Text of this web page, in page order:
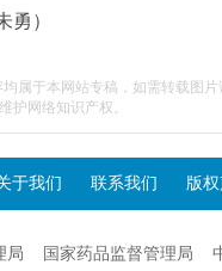
勇）
属于本网站专稿，如需转载图
护网络知识产权。
于我们 联系我们 版
局 国家药品监督管理局